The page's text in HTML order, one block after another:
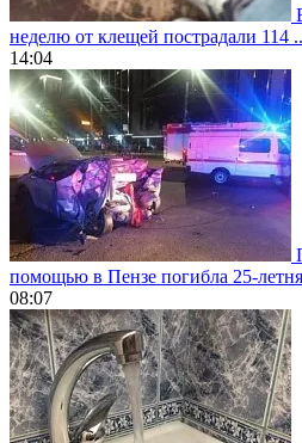
неделю от клещей пострадали 114
14:04
помощью в Пензе погибла 25-
08:07